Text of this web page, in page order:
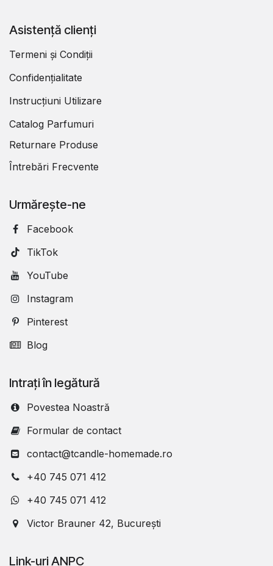
Asistență clienți
Termeni și Condiții
Confidențialitate
Instrucțiuni Utilizare
Catalog Parfumuri
Returnare Produse
Întrebări Frecvente
Urmărește-ne
Facebook
TikTok
YouTube
Instagram
Pinterest
Blog
Intrați în legătură
Povestea Noastră
Formular de contact
contact@tcandle-homemade.ro
+40 745 071 412
+40 745 071 412
Victor Brauner 42, București
Link-uri ANPC